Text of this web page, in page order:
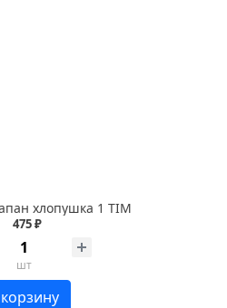
хлопушка 1 TIM
475 ₽
шт